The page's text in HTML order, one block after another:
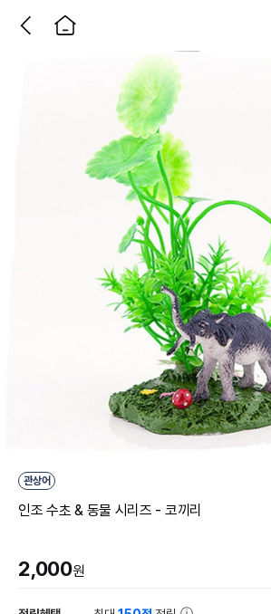
관상어
인조 수초 & 동물 시리즈 - 코끼리
2,000원